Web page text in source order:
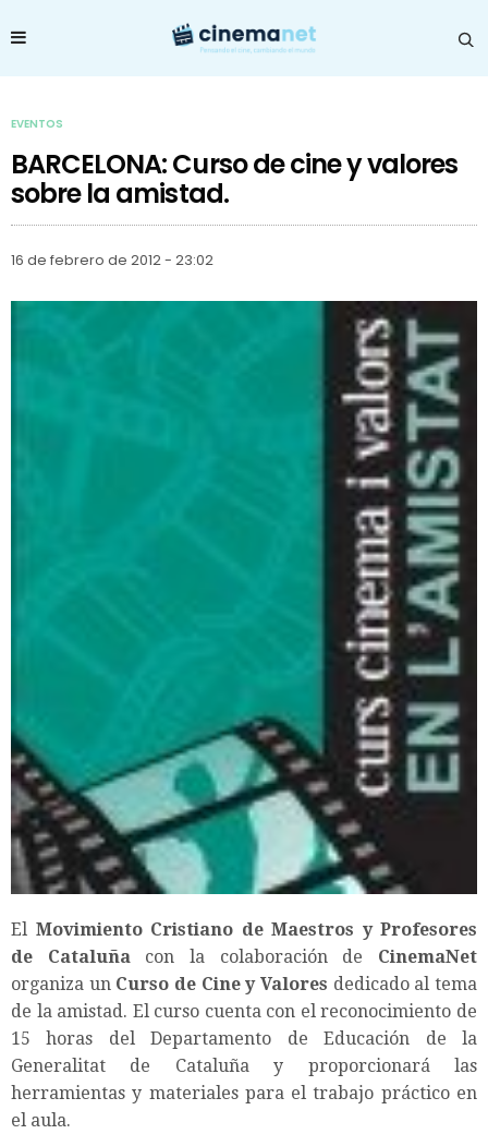
EVENTOS
BARCELONA: Curso de cine y valores
sobre la amistad.
16 de febrero de 2012 - 23:02
El Movimiento Cristiano de Maestros y Profesores
de Cataluña con la colaboración de CinemaNet
organiza un Curso de Cine y Valores dedicado al tema
de la amistad. El curso cuenta con el reconocimiento de
15 horas del Departamento de Educación de la
Generalitat de Cataluña y proporcionará las
herramientas y materiales para el trabajo práctico en
el aula.